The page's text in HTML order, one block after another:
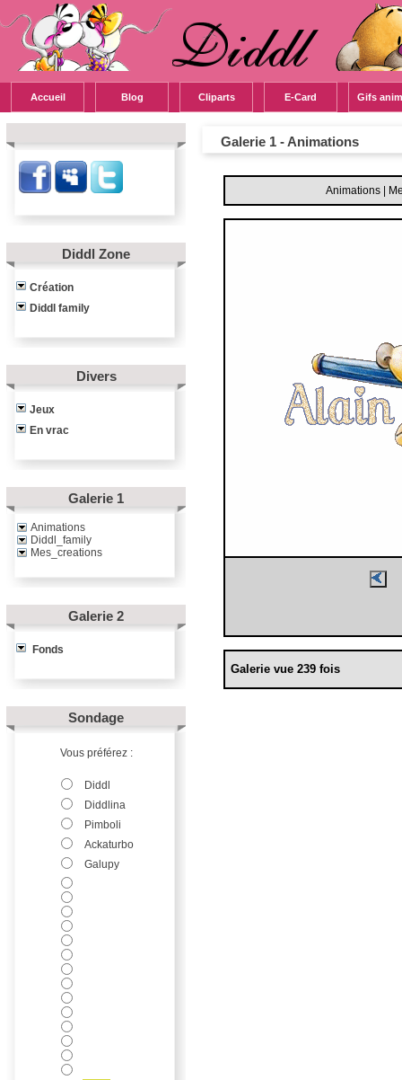
Accueil Blog Cliparts E-Card Gifs
Diddl Zone
Création
Diddl family
Divers
Jeux
En vrac
Galerie 1
Animations
Diddl_family
Mes_creations
Galerie 2
Fonds
Sondage
Vous préférez :
Diddl
Diddlina
Pimboli
Ackaturbo
Galupy
Galerie 1 - Animations
Animations
Galerie vue 239 fois